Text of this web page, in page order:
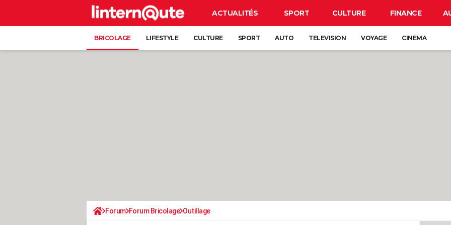
ACTUALITÉS SPORT CULTURE FINANCE
BRICOLAGE LIFESTYLE CULTURE SPORT AUTO TELEVISION VOYAGE CINEMA
Forum Forum Bricolage Outillage